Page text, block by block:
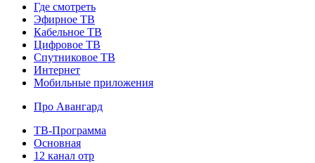
Где смотреть
Эфирное ТВ
Кабельное ТВ
Цифровое ТВ
Спутниковое ТВ
Интернет
Мобильные приложения
Про Авангард
ТВ-Программа
Основная
12 канал отр